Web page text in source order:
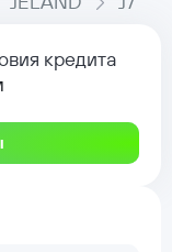
кредита